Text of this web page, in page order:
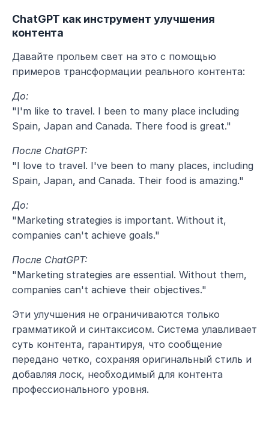
ChatGPT как инструмент улучшения
контента
Давайте прольем свет на это с помощью
примеров трансформации реального контента:
До:
"I'm like to travel. I been to many place including
Spain, Japan and Canada. There food is great."
После ChatGPT:
"I love to travel. I've been to many places, including
Spain, Japan, and Canada. Their food is amazing."
До:
"Marketing strategies is important. Without it,
companies can't achieve goals."
После ChatGPT:
"Marketing strategies are essential. Without them,
companies can't achieve their objectives."
Эти улучшения не ограничиваются только
грамматикой и синтаксисом. Система улавливает
суть контента, гарантируя, что сообщение
передано четко, сохраняя оригинальный стиль и
добавляя лоск, необходимый для контента
профессионального уровня.